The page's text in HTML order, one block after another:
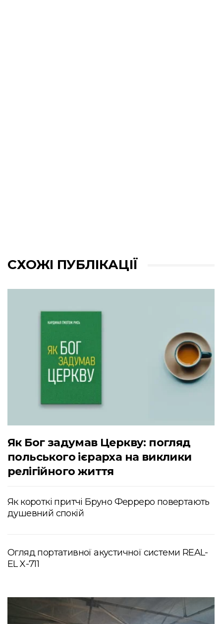
СХОЖІ ПУБЛІКАЦІЇ
Як Бог задумав Церкву: погляд
польського ієрарха на виклики
релігійного життя
Як короткі притчі Бруно Ферреро повертають
душевний спокій
Огляд портативної акустичної системи REAL-
EL X-711